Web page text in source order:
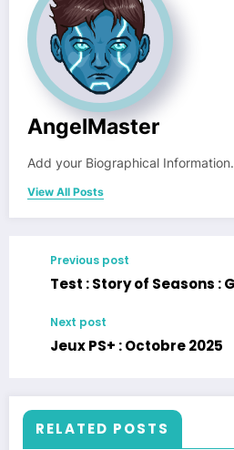
AngelMaster
Add your Biographical Information.
View All Posts
Previous post
Test : Story of Seasons :
Next post
Jeux PS+ : Octobre 2025
RELATED POSTS